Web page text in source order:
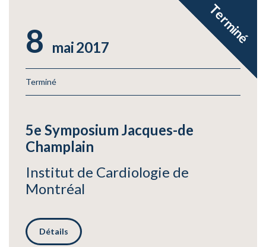
Terminé
8 mai2017
Terminé
5e Symposium Jacques-de
Champlain
Institut de Cardiologie de
Montréal
Détails